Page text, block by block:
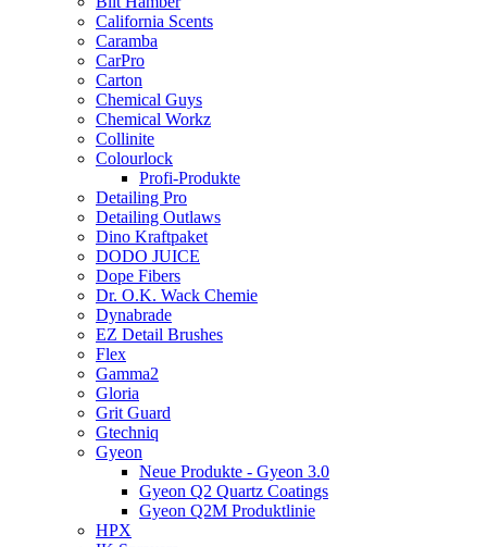
California Scents
Caramba
CarPro
Carton
Chemical Guys
Chemical Workz
Collinite
Colourlock
Profi-Produkte
Detailing Pro
Detailing Outlaws
Dino Kraftpaket
DODO JUICE
Dope Fibers
Dr. O.K. Wack Chemie
Dynabrade
EZ Detail Brushes
Flex
Gamma2
Gloria
Grit Guard
Gtechniq
Gyeon
Neue Produkte - Gyeon 3.0
Gyeon Q2 Quartz Coatings
Gyeon Q2M Produktlinie
HPX